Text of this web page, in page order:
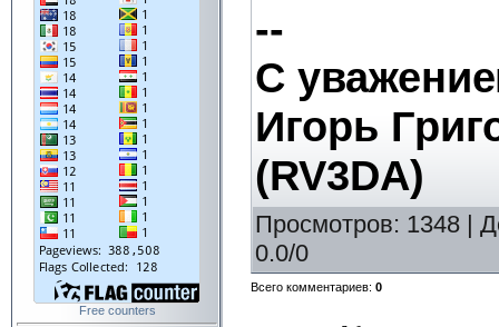
Free counters
--
С
Игорь
(RV3DA)
Просмотров: 1348 |
0.0/0
Всего комментариев: 0